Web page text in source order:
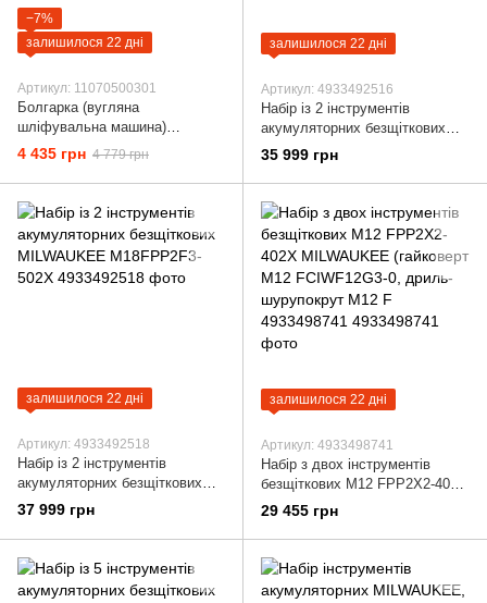
−7%
залишилося 22 дні
Артикул: 11070500301
Болгарка (вугляна
шліфувальна машина)
мережева 125 мм 1010 Вт
"VRS+" SKIL 9151 GB
11070500301 (AG1E9151GB)
4 435 грн 4 779 грн
залишилося 22 дні
Артикул: 4933492516
Набір із 2 інструментів
акумуляторних безщіткових
MILWAUKEE M18 FPP2E3-
35 999 грн
залишилося 22 дні
Артикул: 4933492518
Набір із 2 інструментів
акумуляторних безщіткових
MILWAUKEE M18FPP2F3-502X
37 999 грн
залишилося 22 дні
Артикул: 4933498741
Набір з двох інструментів
безщіткових M12 FPP2X2-402X
MILWAUKEE (гайковерт M12
FCIWF12G3-0, дриль-
шурупокрут M12 F 4933498741
29 455 грн